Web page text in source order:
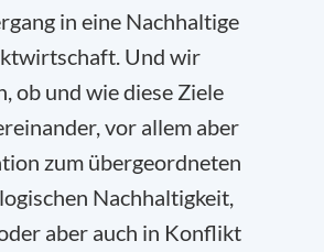
in eine Nachhaltige
Und wir
ob und wie diese Ziele
vor allem aber
zum übergeordneten
Nachhaltigkeit,
aber auch in Konflikt